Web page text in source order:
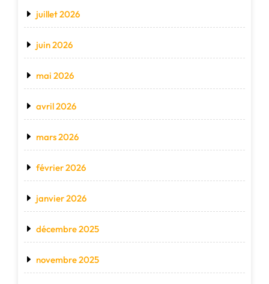
juillet 2026
juin 2026
mai 2026
avril 2026
mars 2026
février 2026
janvier 2026
décembre 2025
novembre 2025